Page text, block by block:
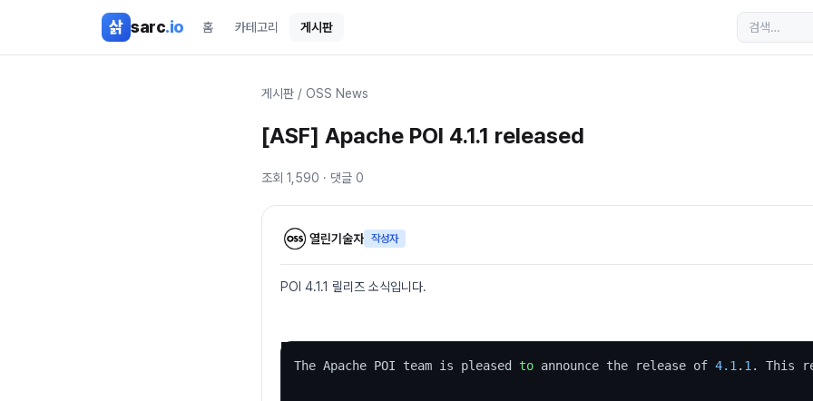
삵 sarc.io 홈 카테고리 게시판
게시판 / OSS News
[ASF] Apache POI 4.1.1 released
조회 1,590 · 댓글 0
열린기술자 작성자
POI 4.1.1 릴리즈 소식입니다.
The Apache POI team is pleased to announce the release of 4.1 . 1 . This